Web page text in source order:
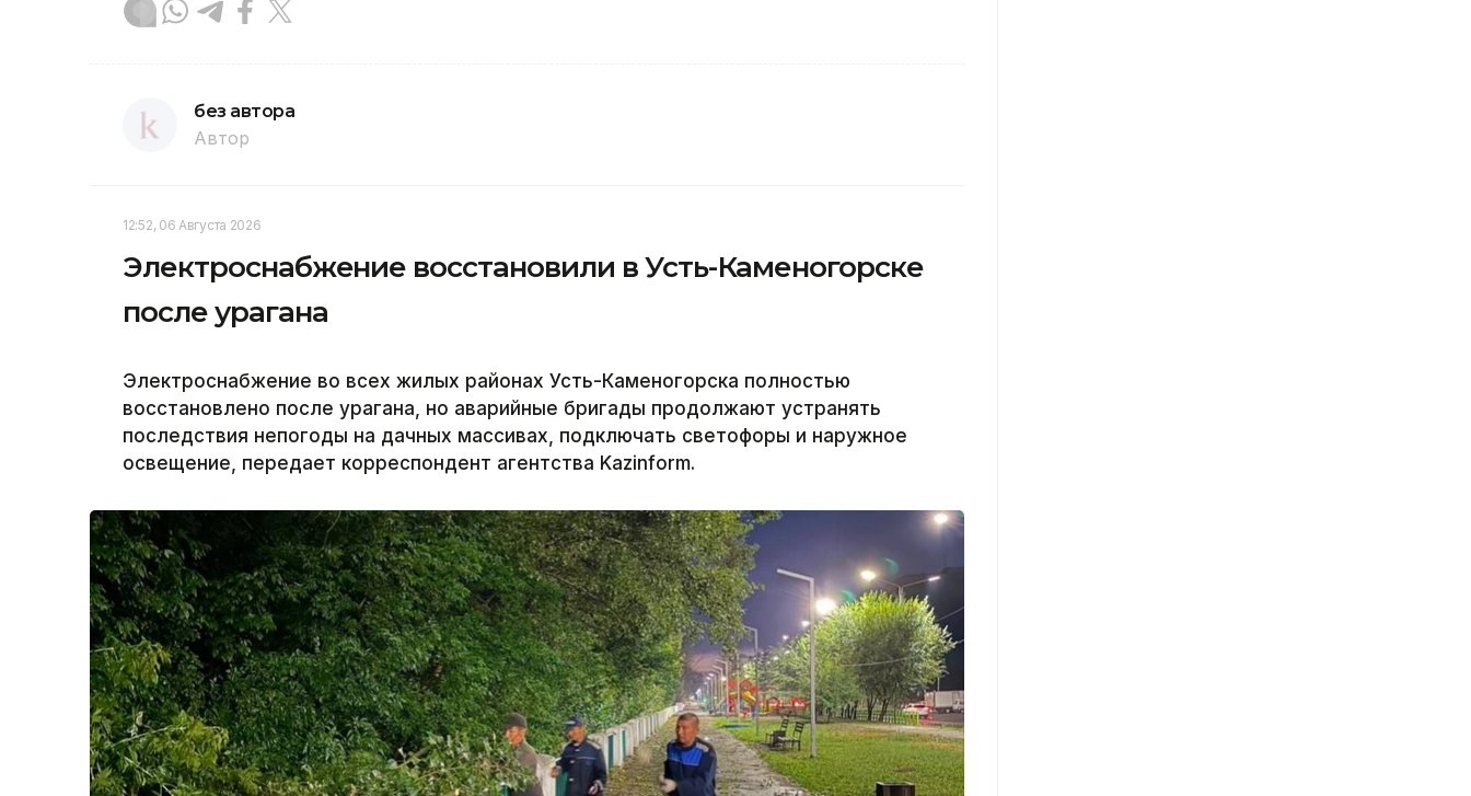
без автора
Автор
12:52, 06 Августа 2026
Электроснабжение восстановили в Усть-Каменогорске
после урагана
Электроснабжение во всех жилых районах Усть-Каменогорска полностью
восстановлено после урагана, но аварийные бригады продолжают устранять
последствия непогоды на дачных массивах, подключать светофоры и наружное
освещение, передает корреспондент агентства Kazinform.